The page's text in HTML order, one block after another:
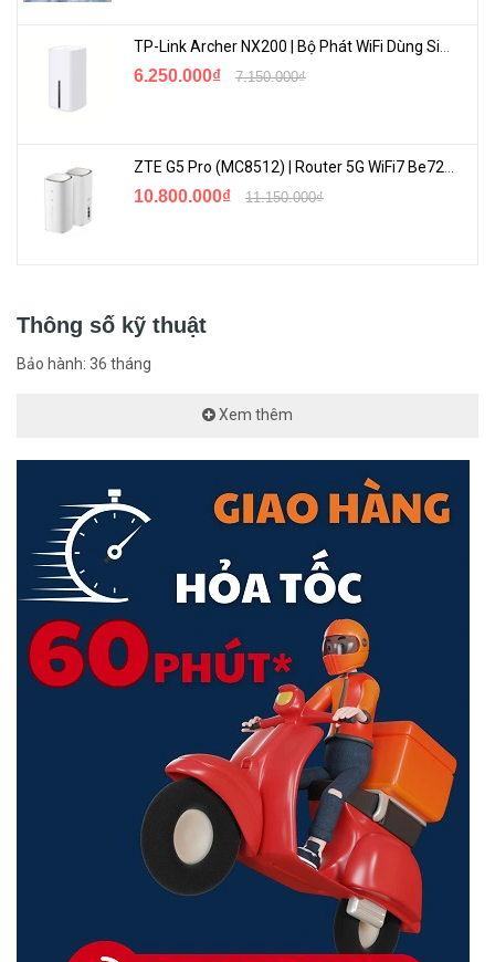
Truyền tải 250 m
Chế độ Mở rộng Linh hoạt
Cảnh báo Camera IP Ngoại tuyến
Ngăn Vòng lặp Tự động Đảm bảo Tính Liên tục của Dịch vụ
Mạng vẫn được kết nối khi có vòng lặp xảy ra.
Cloud, Giúp Công việc Kinh doanh của Bạn Trở nên Dễ dàng
6.250.000₫ 7.150.000₫
10.800.000₫ 11.150.000₫
Thông số kỹ thuật
Bảo hành: 36 tháng
Xem thêm